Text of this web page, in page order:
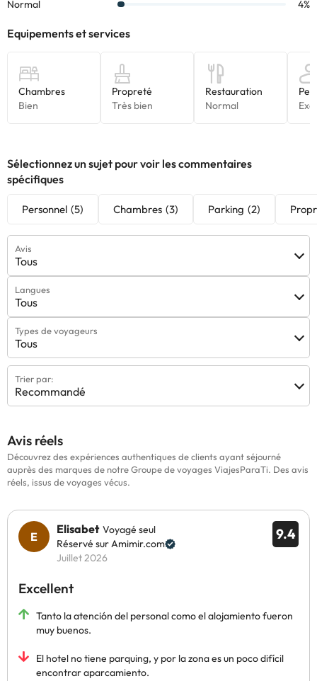
Certains des services indiqués peuvent être payants. Vous
l’établissement. Toutes les informations figurant sur cette fiche
sont susceptibles d’être modifiées par l’hébergement. Si vous
avez des questions, contactez-nous.
Sélectionnez un sujet pour voir les commentaires
spécifiques
Personnel (5) Chambres (3) Parking (2)
Avis
Tous
Langues
Tous
Types de voyageurs
Tous
Trier par:
Recommandé
Avis réels
Découvrez des expériences authentiques de clients ayant séjourné
auprès des marques de notre Groupe de voyages ViajesParaTi. Des avis
réels, issus de voyages vécus.
9.4
Elisabet Voyagé seul
Réservé sur Amimir.com
Juillet 2026
Excellent
Tanto la atención del personal como el alojamiento fueron
muy buenos.
El hotel no tiene parquing, y por la zona es un poco difícil
encontrar aparcamiento.